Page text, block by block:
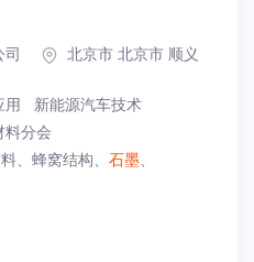
北京市 北京市 顺义
用
新能源汽车技术
料分会
、 蜂窝结构、 石墨、